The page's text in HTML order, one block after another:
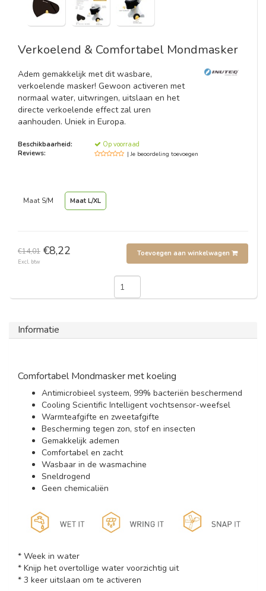
Verkoelend & Comfortabel Mondmasker
Adem gemakkelijk met dit wasbare,
verkoelende masker! Gewoon activeren met
normaal water, uitwringen, uitslaan en het
directe verkoelende effect zal uren
aanhouden. Uniek in Europa.
Beschikbaarheid:
Op voorraad
Reviews:
| Je beoordeling toevoegen
Maat S/M Maat L/XL
€14,01 €8,22
Excl. btw
Toevoegen aan winkelwagen
Informatie
Comfortabel Mondmasker met koeling
Antimicrobieel systeem, 99% bacteriën beschermend
Cooling Scientific Intelligent vochtsensor-weefsel
Warmteafgifte en zweetafgifte
Bescherming tegen zon, stof en insecten
Gemakkelijk ademen
Comfortabel en zacht
Wasbaar in de wasmachine
Sneldrogend
Geen chemicaliën
* Week in water
* Knijp het overtollige water voorzichtig uit
* 3 keer uitslaan om te activeren